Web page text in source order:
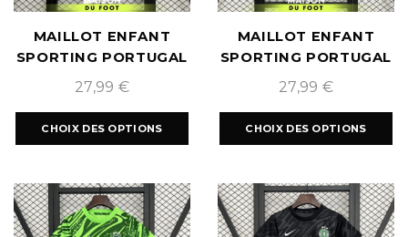
MAILLOT ENFANT
SPORTING PORTUGAL
EXTÉRIEUR 2025/2026
27,99 €
CHOIX DES OPTIONS
MAILLOT ENFANT
SPORTING PORTUGAL
THIRD 2025/2026
27,99 €
CHOIX DES OPTIONS